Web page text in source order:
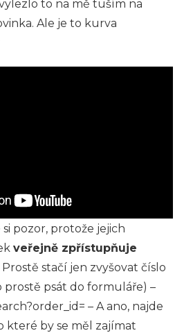
to na mě tuším na
Ale je to kurva
pozor, protože jejich
veřejně zpřístupňuje
Prostě stačí jen zvyšovat číslo
prostě psát do formuláře) –
– A ano, najde
které by se měl zajímat